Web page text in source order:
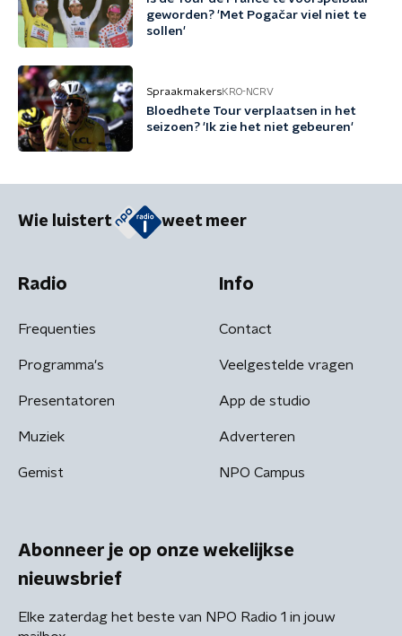
geworden? 'Met Pogačar viel niet te
sollen'
SpraakmakersKRO-NCRV
Bloedhete Tour verplaatsen in het
seizoen? 'Ik zie het niet gebeuren'
Wie luistert weet meer
Radio
Frequenties
Programma's
Presentatoren
Muziek
Gemist
Info
Contact
Veelgestelde vragen
App de studio
Adverteren
NPO Campus
Abonneer je op onze wekelijkse
nieuwsbrief
Elke zaterdag het beste van NPO Radio 1 in jouw